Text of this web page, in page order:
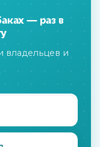
— раз в
владельцев и